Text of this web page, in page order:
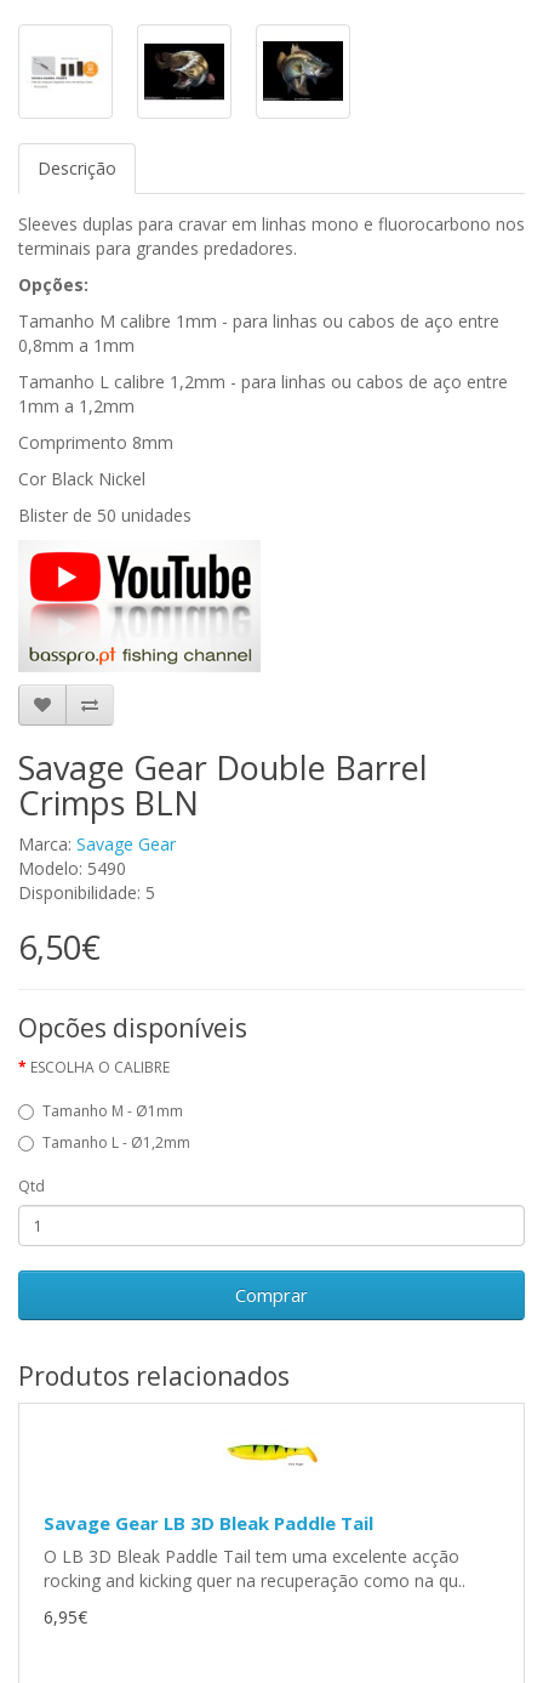
Descrição
Sleeves duplas para cravar em linhas mono e fluorocarbono nos
terminais para grandes predadores.
Opções:
Tamanho M calibre 1mm - para linhas ou cabos de aço entre
0,8mm a 1mm
Tamanho L calibre 1,2mm - para linhas ou cabos de aço entre
1mm a 1,2mm
Comprimento 8mm
Cor Black Nickel
Blister de 50 unidades
Savage Gear Double Barrel
Crimps BLN
Marca: Savage Gear
Modelo: 5490
Disponibilidade: 5
6,50€
Opcões disponíveis
ESCOLHA O CALIBRE
Tamanho M - Ø1mm
Tamanho L - Ø1,2mm
Qtd
Comprar
Produtos relacionados
Savage Gear LB 3D Bleak Paddle Tail
O LB 3D Bleak Paddle Tail tem uma excelente acção
rocking and kicking quer na recuperação como na qu..
6,95€